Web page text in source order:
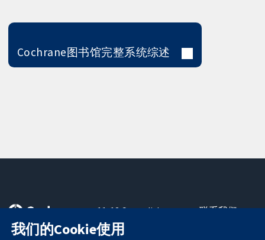
Cochrane图书馆完整系统综述
可信任的证据
11-13 Cavendish
Square
London
联系我们
我们的Cookie使用